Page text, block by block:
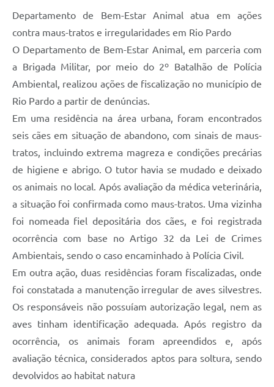
Departamento de Bem-Estar Animal atua em ações
contra maus-tratos e irregularidades em Rio Pardo
O Departamento de Bem-Estar Animal, em parceria com
a Brigada Militar, por meio do 2º Batalhão de Polícia
Ambiental, realizou ações de fiscalização no município de
Rio Pardo a partir de denúncias.
Em uma residência na área urbana, foram encontrados
seis cães em situação de abandono, com sinais de maus-
tratos, incluindo extrema magreza e condições precárias
de higiene e abrigo. O tutor havia se mudado e deixado
os animais no local. Após avaliação da médica veterinária,
a situação foi confirmada como maus-tratos. Uma vizinha
foi nomeada fiel depositária dos cães, e foi registrada
ocorrência com base no Artigo 32 da Lei de Crimes
Ambientais, sendo o caso encaminhado à Polícia Civil.
Em outra ação, duas residências foram fiscalizadas, onde
foi constatada a manutenção irregular de aves silvestres.
Os responsáveis não possuíam autorização legal, nem as
aves tinham identificação adequada. Após registro da
ocorrência, os animais foram apreendidos e, após
avaliação técnica, considerados aptos para soltura, sendo
devolvidos ao habitat natura